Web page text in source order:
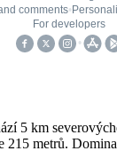
5 km
215 metrů.